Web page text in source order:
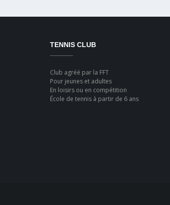
TENNIS CLUB
Club agréé par la FFT
Pour jeunes et adultes
En loisirs ou en compétition
École de tennis à partir de 6 ans